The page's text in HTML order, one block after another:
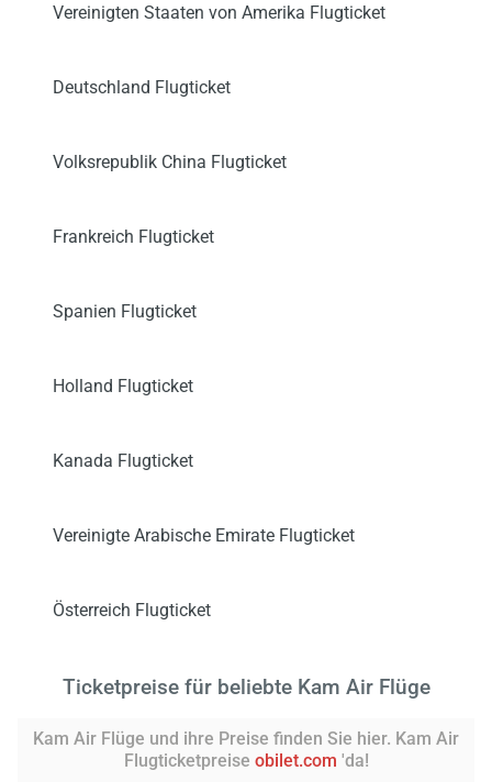
Vereinigten Staaten von Amerika Flugticket
Deutschland Flugticket
Volksrepublik China Flugticket
Frankreich Flugticket
Spanien Flugticket
Holland Flugticket
Kanada Flugticket
Vereinigte Arabische Emirate Flugticket
Österreich Flugticket
Ticketpreise für beliebte Kam Air Flüge
Kam Air Flüge und ihre Preise finden Sie hier. Kam Air
Flugticketpreise obilet.com 'da!